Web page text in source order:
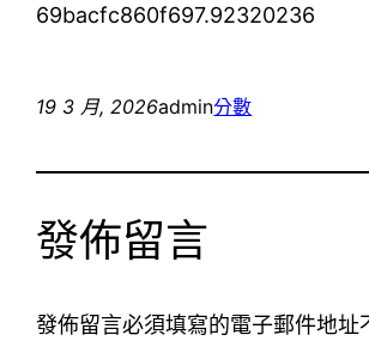
69bacfc860f697.92320236
19 3 月, 2026admin分數
發佈留言
發佈留言必須填寫的電子郵件地址